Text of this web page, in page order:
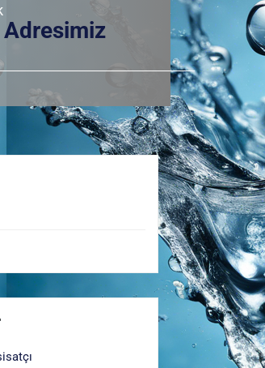
Adresimiz